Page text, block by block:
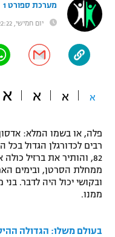
"מעל הליגה" –
"מחצית בשכונה" –
משתתפים וזוכים
תקנון משתתפים וזוכים
תקנון עבור פעילות
תקנון עבור פעילות ספורט 1 –
טניס
גיימינג E-Sports
תנאי שימוש
בני יהודה
ליגות נוספות
UFC
היאבקות WWE
ספורט מוטורי
כדורמים
פוטבול אמריקאי NFL
בייסבול MLB
מערכת ספורט 1
יום חמישי, 22:22, 29.12.22
א א א א
פלה, או בשמו המלא:
רבים לכדורגלן הגדול בכל
82, והותיר את ברזיל
ממחלת הסרטן, ובימים
ובקושי יכול היה לדבר.
ממנו.
בעולם משלו: הגדולה